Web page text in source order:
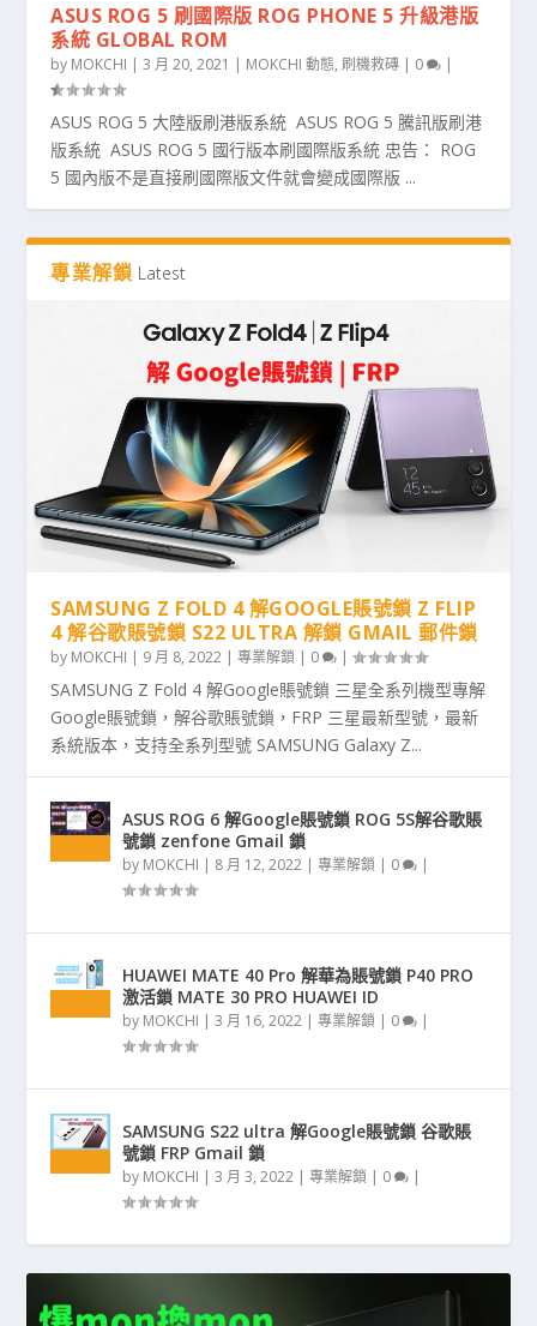
ASUS ROG 5 刷國際版 ROG PHONE 5 升級港版
系統 GLOBAL ROM
by MOKCHI |3 月 20, 2021 | MOKCHI 動態,刷機救磚 | 0 |
ASUS ROG 5 大陸版刷港版系統 ASUS ROG 5 騰訊版刷港
版系統 ASUS ROG 5 國行版本刷國際版系統 忠告： ROG
5 國內版不是直接刷國際版文件就會變成國際版 ...
專業解鎖 Latest
SAMSUNG Z FOLD 4 解GOOGLE賬號鎖 Z FLIP
4 解谷歌賬號鎖 S22 ULTRA 解鎖 GMAIL 郵件鎖
by MOKCHI | 9 月 8, 2022 |專業解鎖 | 0 |
SAMSUNG Z Fold 4 解Google賬號鎖 三星全系列機型專解
Google賬號鎖，解谷歌賬號鎖，FRP 三星最新型號，最新
系統版本，支持全系列型號 SAMSUNG Galaxy Z...
ASUS ROG 6 解Google賬號鎖 ROG 5S解谷歌賬
號鎖 zenfone Gmail 鎖
by MOKCHI | 8 月 12, 2022 |專業解鎖 | 0 |
HUAWEI MATE 40 Pro 解華為賬號鎖 P40 PRO
激活鎖 MATE 30 PRO HUAWEI ID
by MOKCHI |3 月 16, 2022 |專業解鎖 | 0 |
SAMSUNG S22 ultra 解Google賬號鎖 谷歌賬
號鎖 FRP Gmail 鎖
by MOKCHI |3 月 3, 2022 |專業解鎖 | 0 |